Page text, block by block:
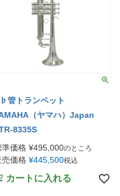
管トランペット
（ヤマハ）Japan
8335S
準価格 ¥495,000のところ
売価格 ¥445,500税込
カートに入れる